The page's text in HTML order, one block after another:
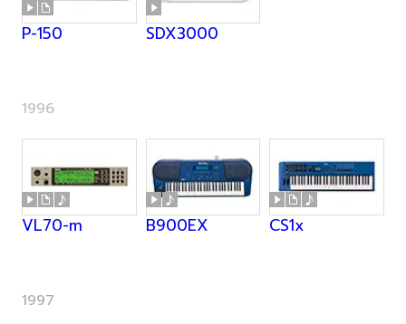
P-150 SDX3000
1996
VL70-m B900EX CS1x
1997